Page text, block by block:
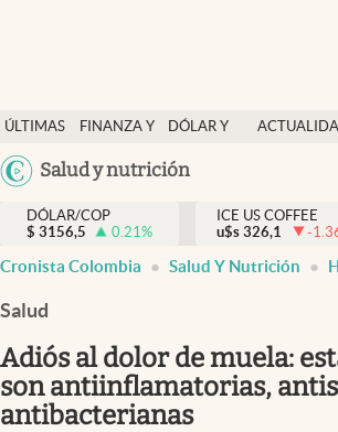
ÚLTIMAS
NOTICIAS
FINANZA Y
DÓLAR Y
Salud y nutrición
Salud y nutrición
Vida espiritual
Actualidad
Colombia
DÓLAR/COP
$ 3156,5 0.21%
ICE US COFFEE
u$s 326,1 -
Cronista Colombia Salud Y Nutrición
Salud
Adiós al dolor de muela:
son antiinflamatorias,
antibacterianas